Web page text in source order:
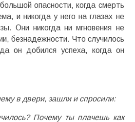
опасности, когда смерть
и никогда у него на глазах не
Они никогда ни мгновения не
безнадежности. Что случилось
он добился успеха, когда он
в двери, зашли и спросили:
Почему ты плачешь как